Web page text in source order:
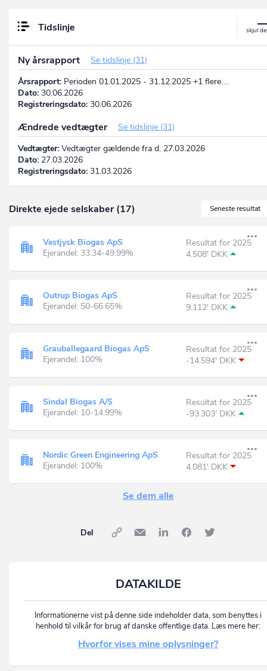
Tidslinje
Ny årsrapport
Se tidslinje (31)
Årsrapport: Perioden 01.01.2025 - 31.12.2025 +1 flere…
Dato: 30.06.2026
Registreringsdato: 30.06.2026
Ændrede vedtægter
Se tidslinje (31)
Vedtægter: Vedtægter gældende fra d. 27.03.2026
Dato: 27.03.2026
Registreringsdato: 31.03.2026
Seneste resultat
Direkte ejede selskaber (17)
Vestjysk Biogas ApS
Ejerandel: 33.34-49.99%
Resultat for 2025
4.508' DKK
Outrup Biogas ApS
Ejerandel: 50-66.65%
Resultat for 2025
9.112' DKK
Grauballegaard Biogas ApS
Ejerandel: 100%
Resultat for 2025
-14.594' DKK
Sindal Biogas A/S
Ejerandel: 10-14.99%
Resultat for 2025
-93.303' DKK
Nordic Green Engineering ApS
Ejerandel: 100%
Resultat for 2025
4.081' DKK
Se dem alle
Del
DATAKILDE
Informationerne vist på denne side indeholder data, som benyttes i
henhold til vilkår for brug af danske offentlige data. Læs mere her:
Hvorfor vises mine oplysninger?